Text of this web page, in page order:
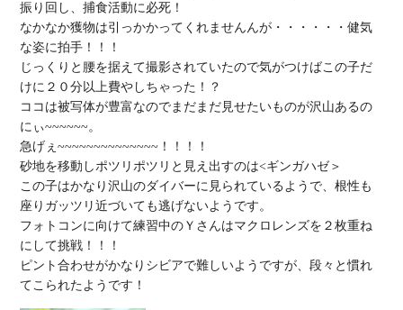
振り回し、捕食活動に必死！
なかなか獲物は引っかかってくれませんんが・・・・・・健気
な姿に拍手！！！
じっくりと腰を据えて撮影されていたので気がつけばこの子だ
けに２０分以上費やしちゃった！？
ココは被写体が豊富なのでまだまだ見せたいものが沢山あるの
にぃ~~~~~~。
急げぇ~~~~~~~~~~~~~~！！！！
砂地を移動しポツリポツリと見え出すのは<ギンガハゼ＞
この子はかなり沢山のダイバーに見られているようで、根性も
座りガッツリ近づいても逃げないようです。
フォトコンに向けて練習中のＹさんはマクロレンズを２枚重ね
にして挑戦！！！
ピント合わせがかなりシビアで難しいようですが、段々と慣れ